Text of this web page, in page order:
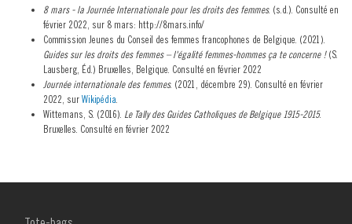
8 mars - la Journée Internationale pour les droits des femmes. (s.d.). Consulté en
février 2022, sur 8 mars: http://8mars.info/
Commission Jeunes du Conseil des femmes francophones de Belgique. (2021).
Guides sur les droits des femmes – l'égalité femmes-hommes ça te concerne !(S.
Lausberg, Éd.) Bruxelles, Belgique. Consulté en février 2022
Journée internationale des femmes. (2021, décembre 29). Consulté en février
2022, sur Wikipédia.
Wittemans, S. (2016). Le Tally des Guides Catholiques de Belgique 1915-2015.
Bruxelles. Consulté en février 2022
MENU